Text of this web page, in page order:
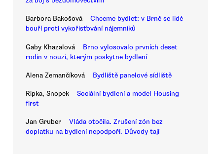
Barbora Bakošová
Chceme bydlet: v Brně se lidé
bouří proti vykořisťování nájemníků
Gaby Khazalová
Brno vylosovalo prvních deset
rodin v nouzi, kterým poskytne bydlení
Alena Zemančíková Bydliště panelové sídliště
Ripka, Snopek
Sociální bydlení a model Housing
first
Jan Gruber
Vláda otočila. Zrušení zón bez
doplatku na bydlení nepodpoří. Důvody tají